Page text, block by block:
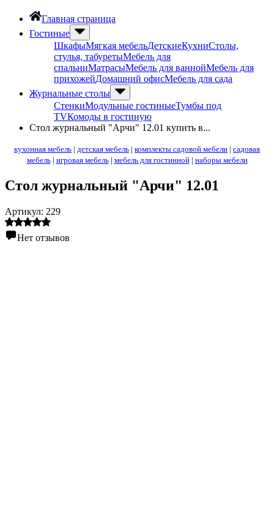
Главная страница
Гостиные
ШкафыМягкая мебельДетскиеКухниСтолы,
стулья, табуретыМебель для
спальниМатрасыМебель для ваннойМебель для
прихожейДомашний офисМебель для сада
Журнальные столы
СтенкиМодульные гостиныеТумбы под
ТVКомоды в гостиную
Стол журнальный "Арчи" 12.01 купить в...
кухонная мебель | детская мебель | комплекты садовой мебели | садовая
мебель| игровая мебель| мебель для гостинной| наборы мебели
Стол журнальный "Арчи" 12.01
Артикул: 229
Нет отзывов